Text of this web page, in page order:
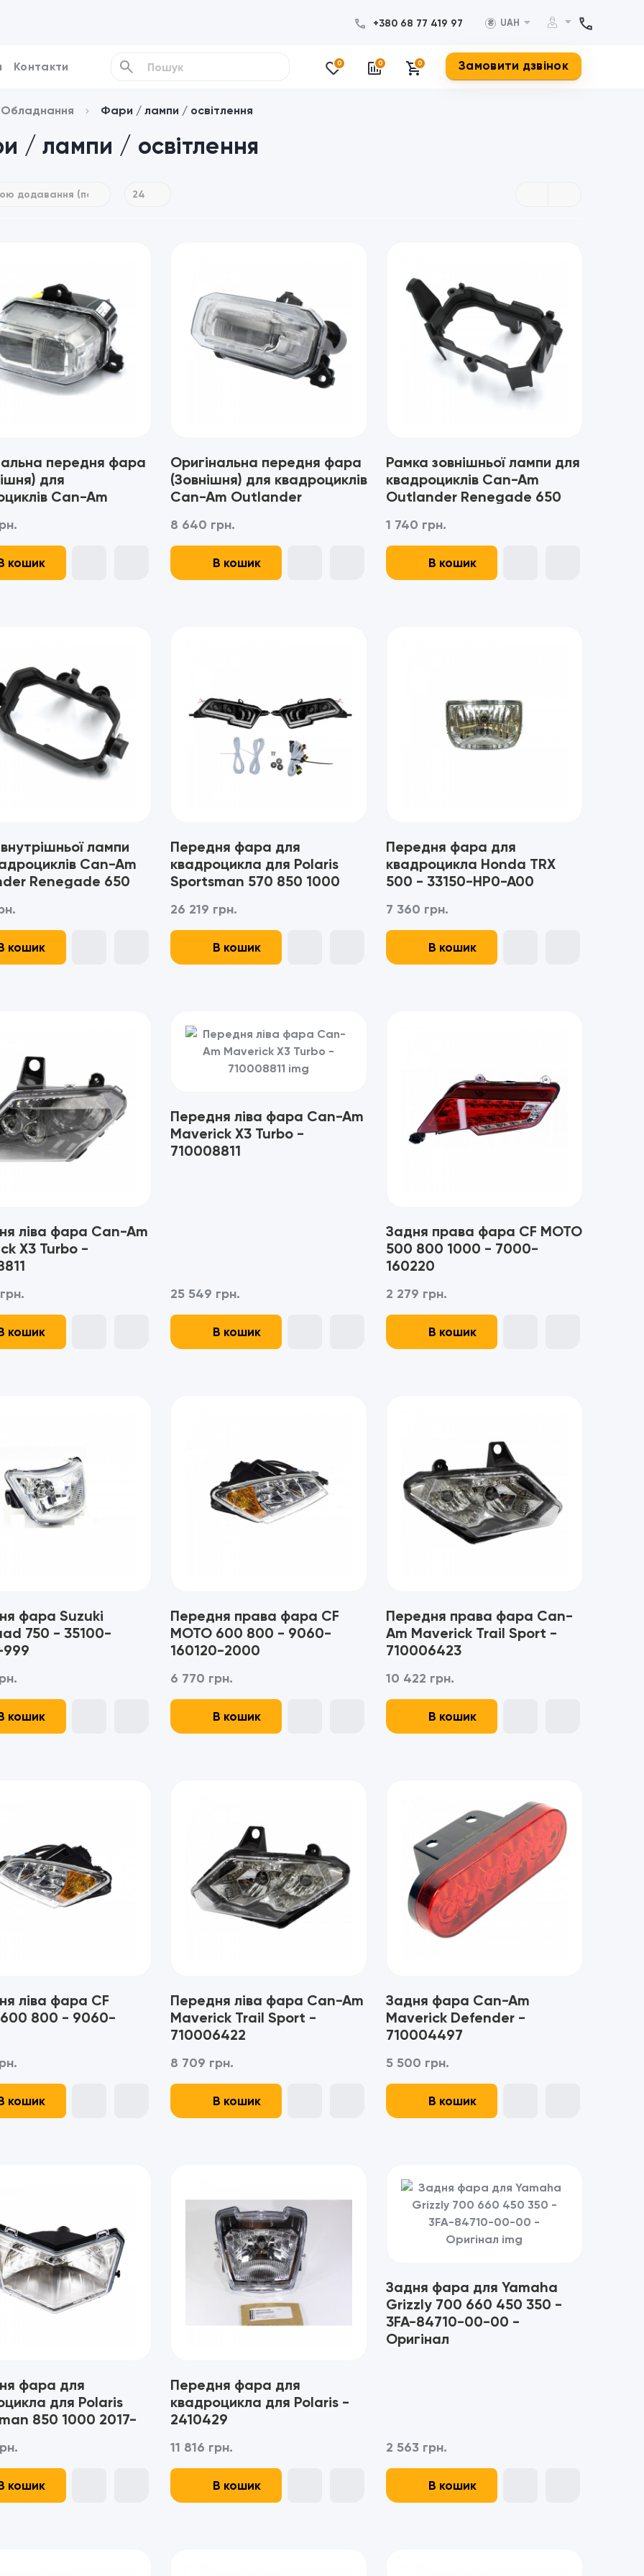
+380 68 77 419 97 ₴ UAH
Контакти 0 0 0 Замовити дзвінок
Фари / лампи / освітлення
/ лампи / освітлення
передня фара
для
Can-Am
(2023+) -
кошик
Оригінальна передня фара
(Зовнішня) для квадроциклів
Can-Am Outlander
(2023+) - 710008088
8 640 грн.
В кошик
Рамка зовнішньої лампи для
квадроциклів Can-Am
Outlander Renegade 650
710008396
1 740 грн.
В кошик
лампи
Can-Am
Renegade 650
кошик
Передня фара для
квадроцикла для Polaris
Sportsman 570 850 1000
26 219 грн.
В кошик
Передня фара для
квадроцикла Honda TRX
500 - 33150-HP0-A00
7 360 грн.
В кошик
ліва фара Can-Am
X3 Turbo -
кошик
Передня ліва фара Can-Am
Maverick X3 Turbo -
710008811
25 549 грн.
В кошик
Задня права фара CF MOTO
500 800 1000 - 7000-
160220
2 279 грн.
В кошик
фара Suzuki
750 - 35100-
999
кошик
Передня права фара CF
MOTO 600 800 - 9060-
160120-2000
6 770 грн.
В кошик
Передня права фара Can-
Am Maverick Trail Sport -
710006423
10 422 грн.
В кошик
ліва фара CF
600 800 - 9060-
кошик
Передня ліва фара Can-Am
Maverick Trail Sport -
710006422
8 709 грн.
В кошик
Задня фара Can-Am
Maverick Defender -
710004497
5 500 грн.
В кошик
фара для
для Polaris
850 1000 2017-
кошик
Передня фара для
квадроцикла для Polaris -
2410429
11 816 грн.
В кошик
Задня фара для Yamaha
Grizzly 700 660 450 350 -
3FA-84710-00-00 -
Оригінал
2 563 грн.
В кошик